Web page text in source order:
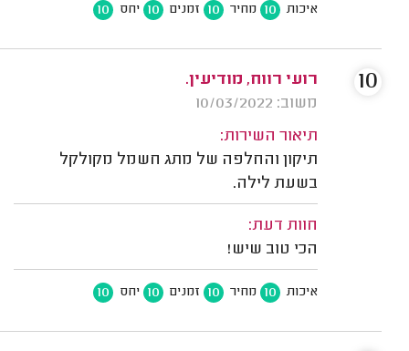
איכות 10 מחיר 10 זמנים 10 יחס 10
רועי רווח, מודיעין.
משוב: 10/03/2022
תיאור השירות:
תיקון והחלפה של מתג חשמל מקולקל
בשעת לילה.
חוות דעת:
הכי טוב שיש!
איכות 10 מחיר 10 זמנים 10 יחס 10
10